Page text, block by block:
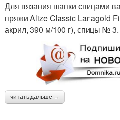
Для вязания шапки спицами
пряжи Alize Classic Lanagold
акрил, 390 м/100 г), спицы № 3.
читать дальше →